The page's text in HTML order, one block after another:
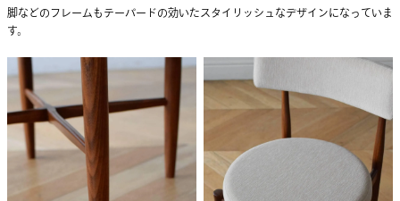
脚などのフレームもテーパードの効いたスタイリッシュなデザインになっていま
す。